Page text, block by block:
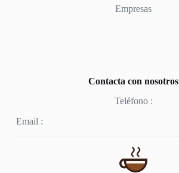
Empresas
Contacta con nosotros
Teléfono :
Email :